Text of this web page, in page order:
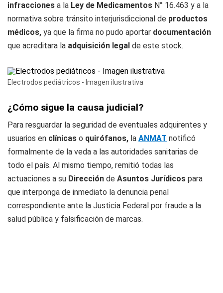
infracciones a la Ley de Medicamentos N° 16.463 y a la
normativa sobre tránsito interjurisdiccional de productos
médicos, ya que la firma no pudo aportar documentación
que acreditara la adquisición legal de este stock.
Electrodos pediátricos - Imagen ilustrativa
¿Cómo sigue la causa judicial?
Para resguardar la seguridad de eventuales adquirentes y
usuarios en clínicas o quirófanos, la ANMAT notificó
formalmente de la veda a las autoridades sanitarias de
todo el país. Al mismo tiempo, remitió todas las
actuaciones a su Dirección de Asuntos Jurídicos para
que interponga de inmediato la denuncia penal
correspondiente ante la Justicia Federal por fraude a la
salud pública y falsificación de marcas.